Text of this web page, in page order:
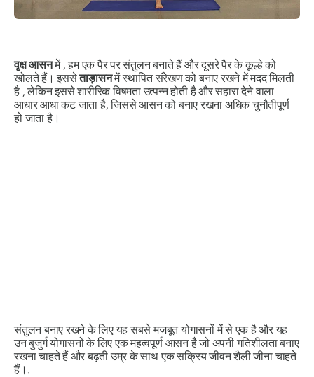
वृक्ष आसनमें , हम एक पैर पर संतुलन बनाते हैं और दूसरे पैर के कूल्हे को
खोलते हैं। इससेताड़ासनमें स्थापित संरेखण को बनाए रखने में मदद मिलती
है , लेकिन इससे शारीरिक विषमता उत्पन्न होती है और सहारा देने वाला
आधार आधा कट जाता है, जिससे आसन को बनाए रखना अधिक चुनौतीपूर्ण
हो जाता है।
संतुलन बनाए रखने के लिए यह सबसे मजबूत योगासनों में से एक है और यह
उन बुजुर्ग योगासनों के लिए एक महत्वपूर्ण आसन है जो अपनी गतिशीलता बनाए
रखना चाहते हैं और बढ़ती उम्र के साथ एक सक्रिय जीवन शैली जीना चाहते
हैं।.